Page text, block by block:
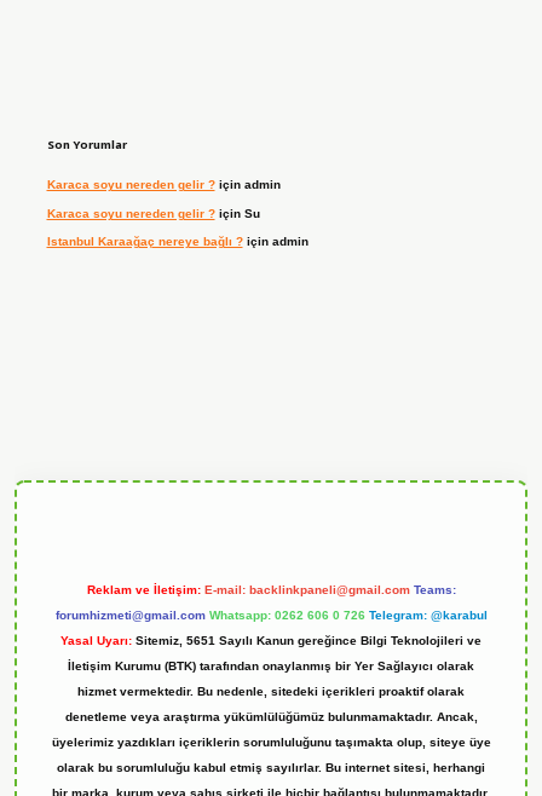
Son Yorumlar
Karaca soyu nereden gelir ?için admin
Karaca soyu nereden gelir ?için Su
Istanbul Karaağaç nereye bağlı ?için admin
Reklam ve İletişim: E-mail: backlinkpaneli@gmail.com Teams:
forumhizmeti@gmail.com Whatsapp: 0262 606 0 726 Telegram: @karabul
Yasal Uyarı: Sitemiz, 5651 Sayılı Kanun gereğince Bilgi Teknolojileri ve
İletişim Kurumu (BTK) tarafından onaylanmış bir Yer Sağlayıcı olarak
hizmet vermektedir. Bu nedenle, sitedeki içerikleri proaktif olarak
denetleme veya araştırma yükümlülüğümüz bulunmamaktadır. Ancak,
üyelerimiz yazdıkları içeriklerin sorumluluğunu taşımakta olup, siteye üye
olarak bu sorumluluğu kabul etmiş sayılırlar. Bu internet sitesi, herhangi
bir marka, kurum veya şahıs şirketi ile hiçbir bağlantısı bulunmamaktadır.